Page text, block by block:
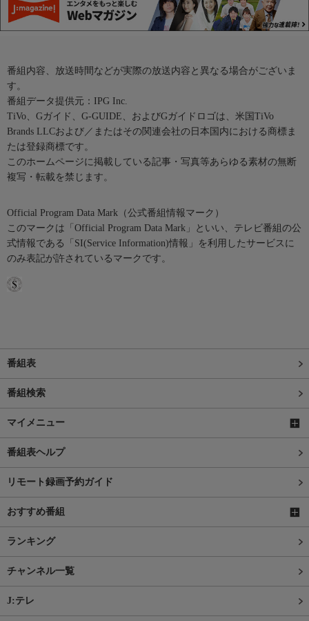
番組内容、放送時間などが実際の放送内容と異なる場合がございま
す。
番組データ提供元：IPG Inc.
TiVo、Gガイド、G-GUIDE、およびGガイドロゴは、米国TiVo
Brands LLCおよび／またはその関連会社の日本国内における商標ま
たは登録商標です。
このホームページに掲載している記事・写真等あらゆる素材の無断
複写・転載を禁じます。
Official Program Data Mark（公式番組情報マーク）
このマークは「Official Program Data Mark」といい、テレビ番組の公
式情報である「SI(Service Information)情報」を利用したサービスに
のみ表記が許されているマークです。
番組表
番組検索
マイメニュー
番組表ヘルプ
リモート録画予約ガイド
おすすめ番組
ランキング
チャンネル一覧
J:テレ